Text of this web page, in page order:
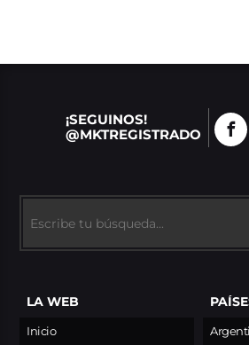
¡SEGUINOS!
@MKTREGISTRADO
LA WEB
Inicio